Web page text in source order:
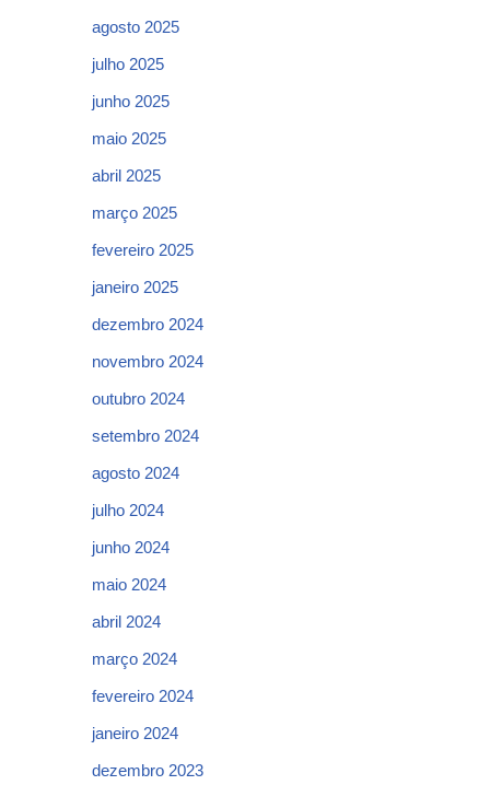
agosto 2025
julho 2025
junho 2025
maio 2025
abril 2025
março 2025
fevereiro 2025
janeiro 2025
dezembro 2024
novembro 2024
outubro 2024
setembro 2024
agosto 2024
julho 2024
junho 2024
maio 2024
abril 2024
março 2024
fevereiro 2024
janeiro 2024
dezembro 2023